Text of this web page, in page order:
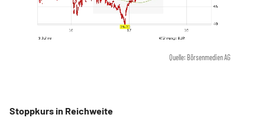
Quelle: Börsenmedien AG
Stoppkurs in Reichweite